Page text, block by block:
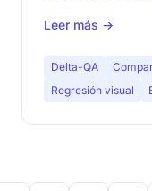
completa.
Leer más →
Delta-QA
Regresión visual